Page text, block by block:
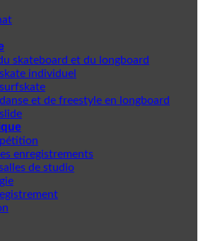
skateboard et du longboard
individuel
et de freestyle en longboard
enregistrements
de studio